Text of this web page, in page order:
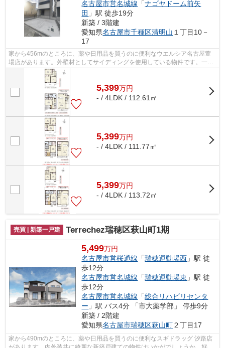
名古屋市営名城線 「ナゴヤドーム前矢
田 」駅 徒歩19分
新築 / 3階建
愛知県名古屋市千種区清明山 １丁目10－
17
家から456mのところに、薬や日用品を買うのに便利なウエルシア名古屋萱
場店があります。外壁材としてサイディングを使用している物件です。一生
に一度のマイホーム探しは、ぜひ新築戸...
5,399万円
- / 4LDK / 112.61㎡
5,399万円
- / 4LDK / 111.77㎡
5,399万円
- / 4LDK / 113.72㎡
売買 | 新築一戸建 Terrechez瑞穂区萩山町1期
5,499万円
名古屋市営桜通線 「瑞穂運動場西 」駅 徒
歩12分
名古屋市営名城線 「瑞穂運動場東 」駅 徒
歩12分
名古屋市営名城線 「総合リハビリセンタ
ー 」駅 バス4分 「市大薬学部」 停歩9分
新築 / 2階建
愛知県名古屋市瑞穂区萩山町２丁目17
家から490mのところに、薬や日用品を買うのに便利なスギドラッグ 汐路店